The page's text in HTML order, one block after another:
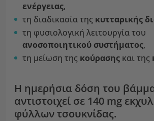
ενέργειας,
τη διαδικασία της κυτταρικής
τη φυσιολογική λειτουργία του
ανοσοποιητικού συστήματος,
τη μείωση της κούρασης και της
Η ημερήσια δόση του
αντιστοιχεί σε 140 mg
φύλλων τσουκνίδας.